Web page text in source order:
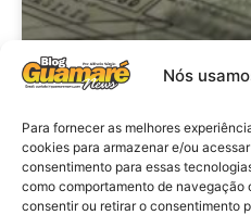
Nós
Para fornecer as melhores
cookies para armazenar e/ou
consentimento para essas
como comportamento de navegação
consentir ou retirar o consentimento
Brasil: Policia
753 casos de